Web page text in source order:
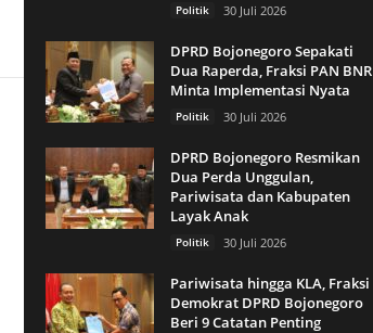
Politik 30 Juli 2026
DPRD Bojonegoro Sepakati
Dua Raperda, Fraksi PAN BNR
Minta Implementasi Nyata
Politik 30 Juli 2026
DPRD Bojonegoro Resmikan
Dua Perda Unggulan,
Pariwisata dan Kabupaten
Layak Anak
Politik 30 Juli 2026
Pariwisata hingga KLA, Fraksi
Demokrat DPRD Bojonegoro
Beri 9 Catatan Penting